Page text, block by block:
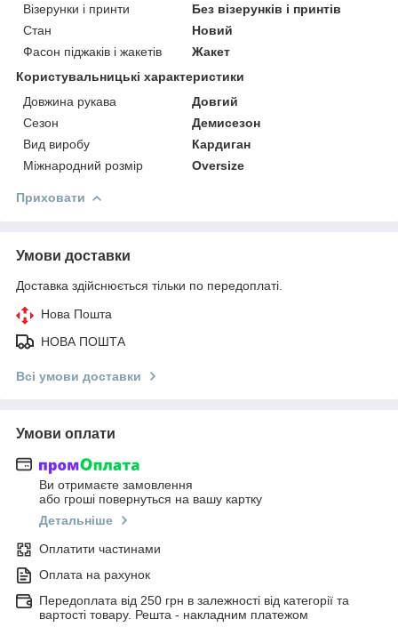
Візерунки і принти
Без візерунків і принтів
Стан
Новий
Фасон піджаків і жакетів
Жакет
Користувальницькі характеристики
Довжина рукава
Довгий
Сезон
Демисезон
Вид виробу
Кардиган
Міжнародний розмір
Oversize
Приховати
Умови доставки
Доставка здійснюється тільки по передоплаті.
Нова Пошта
НОВА ПОШТА
Всі умови доставки
Умови оплати
Ви отримаєте замовлення
або гроші повернуться на вашу картку
Детальніше
Оплатити частинами
Оплата на рахунок
Передоплата від 250 грн в залежності від категорії та
вартості товару. Решта - накладним платежом